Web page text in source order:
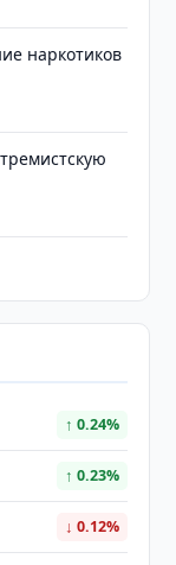
наркотиков
↑ 0.24%
↑ 0.23%
↓ 0.12%